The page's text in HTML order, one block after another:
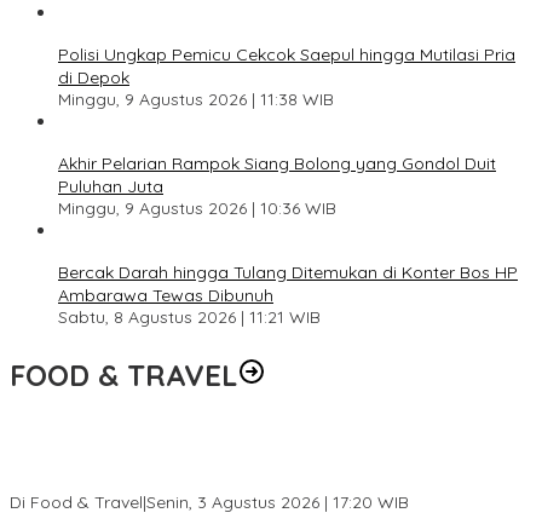
Polisi Ungkap Pemicu Cekcok Saepul hingga Mutilasi Pria
di Depok
Minggu, 9 Agustus 2026 | 11:38 WIB
Akhir Pelarian Rampok Siang Bolong yang Gondol Duit
Puluhan Juta
Minggu, 9 Agustus 2026 | 10:36 WIB
Bercak Darah hingga Tulang Ditemukan di Konter Bos HP
Ambarawa Tewas Dibunuh
Sabtu, 8 Agustus 2026 | 11:21 WIB
FOOD & TRAVEL
Di Food & Travel|Senin, 3 Agustus 2026 | 17:20 WIB